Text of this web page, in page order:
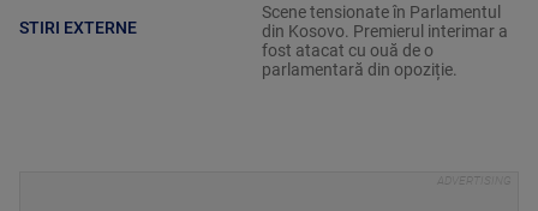
STIRI EXTERNE
Scene tensionate în Parlamentul
din Kosovo. Premierul interimar a
fost atacat cu ouă de o
parlamentară din opoziție.